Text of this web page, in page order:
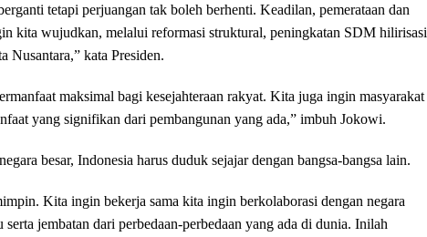
tetapi perjuangan tak boleh berhenti. Keadilan, pemerataan dan
kita wujudkan, melalui reformasi struktural, peningkatan SDM hilirisasi
Nusantara,” kata Presiden.
maksimal bagi kesejahteraan rakyat. Kita juga ingin masyarakat
yang signifikan dari pembangunan yang ada,” imbuh Jokowi.
besar, Indonesia harus duduk sejajar dengan bangsa-bangsa lain.
Kita ingin bekerja sama kita ingin berkolaborasi dengan negara
jembatan dari perbedaan-perbedaan yang ada di dunia. Inilah